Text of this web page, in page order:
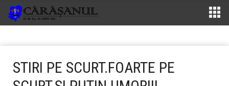
STIRI PE SCURT.FOARTE PE